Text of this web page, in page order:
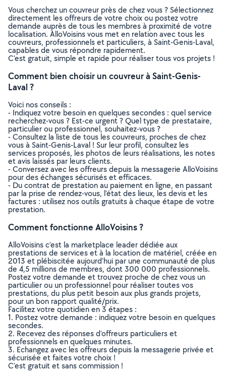
Vous cherchez un couvreur près de chez vous ? Sélectionnez
directement les offreurs de votre choix ou postez votre
demande auprès de tous les membres à proximité de votre
localisation. AlloVoisins vous met en relation avec tous les
couvreurs, professionnels et particuliers, à Saint-Genis-Laval,
capables de vous répondre rapidement.
C’est gratuit, simple et rapide pour réaliser tous vos projets !
Comment bien choisir un couvreur à Saint-Genis-
Laval ?
Voici nos conseils :
- Indiquez votre besoin en quelques secondes : quel service
recherchez-vous ? Est-ce urgent ? Quel type de prestataire,
particulier ou professionnel, souhaitez-vous ?
- Consultez la liste de tous les couvreurs, proches de chez
vous à Saint-Genis-Laval ! Sur leur profil, consultez les
services proposés, les photos de leurs réalisations, les notes
et avis laissés par leurs clients.
- Conversez avec les offreurs depuis la messagerie AlloVoisins
pour des échanges sécurisés et efficaces.
- Du contrat de prestation au paiement en ligne, en passant
par la prise de rendez-vous, l’état des lieux, les devis et les
factures : utilisez nos outils gratuits à chaque étape de votre
prestation.
Comment fonctionne AlloVoisins ?
AlloVoisins c’est la marketplace leader dédiée aux
prestations de services et à la location de matériel, créée en
2013 et plébiscitée aujourd’hui par une communauté de plus
de 4,5 millions de membres, dont 300 000 professionnels.
Postez votre demande et trouvez proche de chez vous un
particulier ou un professionnel pour réaliser toutes vos
prestations, du plus petit besoin aux plus grands projets,
pour un bon rapport qualité/prix.
Facilitez votre quotidien en 3 étapes :
1. Postez votre demande : indiquez votre besoin en quelques
secondes.
2. Recevez des réponses d’offreurs particuliers et
professionnels en quelques minutes.
3. Echangez avec les offreurs depuis la messagerie privée et
sécurisée et faites votre choix !
C’est gratuit et sans commission !